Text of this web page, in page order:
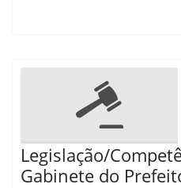
Legislação/
Gabinete do